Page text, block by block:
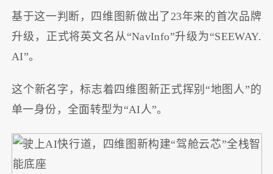
基于这一判断，四维图新做出了23年来的首次品牌
升级，正式将英文名从“NavInfo”升级为“SEEWAY.
AI”。
这个新名字，标志着四维图新正式挥别“地图人”的
单一身份，全面转型为“AI人”。